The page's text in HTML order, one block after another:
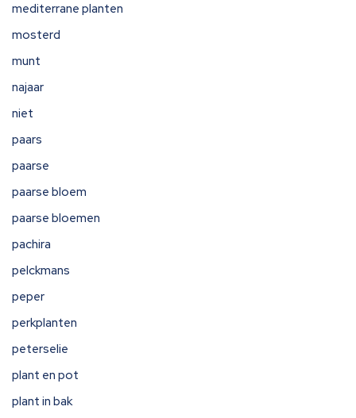
mediterrane planten
mosterd
munt
najaar
niet
paars
paarse
paarse bloem
paarse bloemen
pachira
pelckmans
peper
perkplanten
peterselie
plant en pot
plant in bak